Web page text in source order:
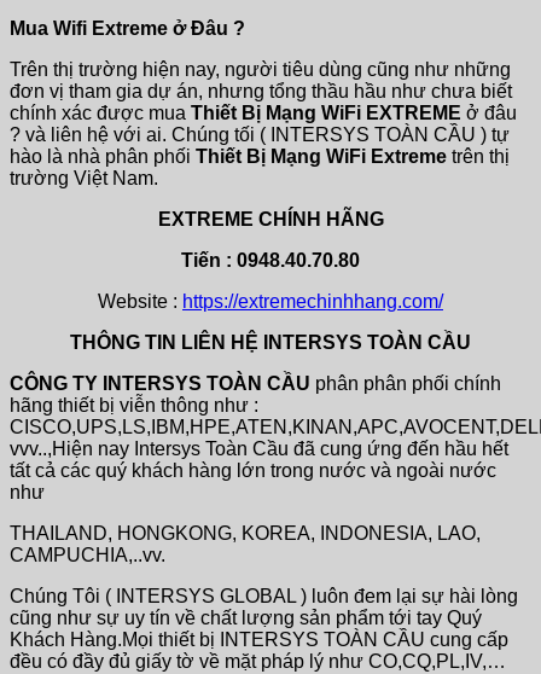
Mua Wifi Extreme ở Đâu ?
Trên thị trường hiện nay, người tiêu dùng cũng như những
đơn vị tham gia dự án, nhưng tổng thầu hầu như chưa biết
chính xác được mua Thiết Bị Mạng WiFi EXTREME ở đâu
? và liên hệ với ai. Chúng tối ( INTERSYS TOÀN CẦU ) tự
hào là nhà phân phối Thiết Bị Mạng WiFi Extreme trên thị
trường Việt Nam.
EXTREME CHÍNH HÃNG
Tiến : 0948.40.70.80
Website : https://extremechinhhang.com/
THÔNG TIN LIÊN HỆ INTERSYS TOÀN CẦU
CÔNG TY INTERSYS TOÀN CẦU phân phân phối chính
hãng thiết bị viễn thông như :
vvv..,Hiện nay Intersys Toàn Cầu đã cung ứng đến hầu hết
tất cả các quý khách hàng lớn trong nước và ngoài nước
như
THAILAND, HONGKONG, KOREA, INDONESIA, LAO,
CAMPUCHIA,..vv.
Chúng Tôi ( INTERSYS GLOBAL ) luôn đem lại sự hài lòng
cũng như sự uy tín về chất lượng sản phẩm tới tay Quý
Khách Hàng.Mọi thiết bị INTERSYS TOÀN CẦU cung cấp
đều có đầy đủ giấy tờ về mặt pháp lý như CO,CQ,PL,IV,…